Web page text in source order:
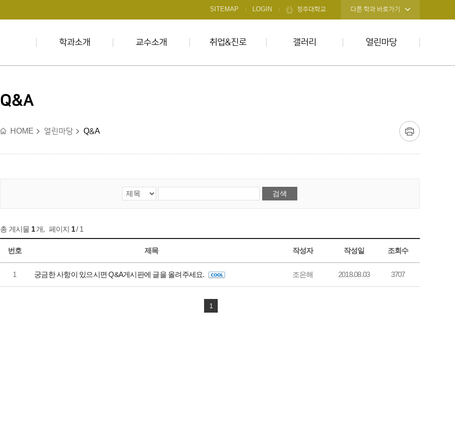
SITEMAP LOGIN 청주대학교 다른 학과 바로가기
학과소개 교수소개 취업&진로 갤러리 열린마당
Q&A
HOME 열린마당 Q&A
총 게시물 1개, 페이지 1/ 1
번호 제목 작성자 작성일 조회수
1 궁금한 사항이 있으시면 Q&A게시판에 글을 올려주세요. 조은해 2018.08.03 3707
1